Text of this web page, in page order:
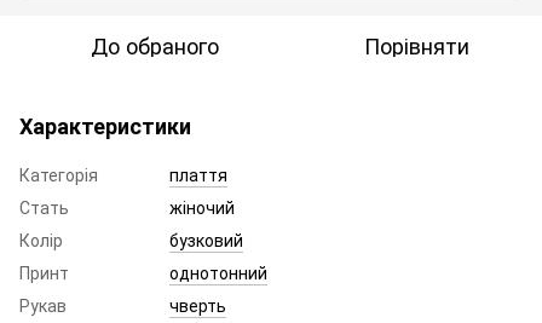
До обраного Порівняти
Характеристики
Категорія
плаття
Стать
жіночий
Колір
бузковий
Принт
однотонний
Рукав
чверть